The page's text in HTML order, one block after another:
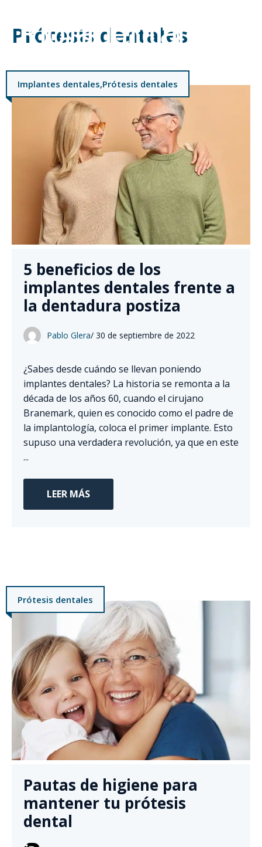
contenido
Prótesis dentales
Implantes dentales,Prótesis dentales
5 beneficios de los
implantes dentales frente a
la dentadura postiza
Pablo Glera/ 30 de septiembre de 2022
¿Sabes desde cuándo se llevan poniendo
implantes dentales? La historia se remonta a la
década de los años 60, cuando el cirujano
Branemark, quien es conocido como el padre de
la implantología, coloca el primer implante. Esto
supuso una verdadera revolución, ya que en este
...
LEER MÁS
Prótesis dentales
Pautas de higiene para
mantener tu prótesis
dental